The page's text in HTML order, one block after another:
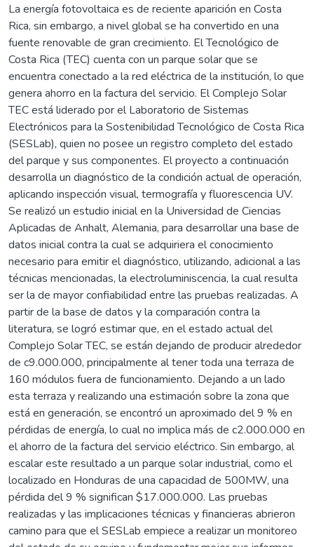
La energía fotovoltaica es de reciente aparición en Costa
Rica, sin embargo, a nivel global se ha convertido en una
fuente renovable de gran crecimiento. El Tecnológico de
Costa Rica (TEC) cuenta con un parque solar que se
encuentra conectado a la red eléctrica de la institución, lo que
genera ahorro en la factura del servicio. El Complejo Solar
TEC está liderado por el Laboratorio de Sistemas
Electrónicos para la Sostenibilidad Tecnológico de Costa Rica
(SESLab), quien no posee un registro completo del estado
del parque y sus componentes. El proyecto a continuación
desarrolla un diagnóstico de la condición actual de operación,
aplicando inspección visual, termografía y fluorescencia UV.
Se realizó un estudio inicial en la Universidad de Ciencias
Aplicadas de Anhalt, Alemania, para desarrollar una base de
datos inicial contra la cual se adquiriera el conocimiento
necesario para emitir el diagnóstico, utilizando, adicional a las
técnicas mencionadas, la electroluminiscencia, la cual resulta
ser la de mayor confiabilidad entre las pruebas realizadas. A
partir de la base de datos y la comparación contra la
literatura, se logró estimar que, en el estado actual del
Complejo Solar TEC, se están dejando de producir alrededor
de c9.000.000, principalmente al tener toda una terraza de
160 módulos fuera de funcionamiento. Dejando a un lado
esta terraza y realizando una estimación sobre la zona que
está en generación, se encontró un aproximado del 9 % en
pérdidas de energía, lo cual no implica más de c2.000.000 en
el ahorro de la factura del servicio eléctrico. Sin embargo, al
escalar este resultado a un parque solar industrial, como el
localizado en Honduras de una capacidad de 500MW, una
pérdida del 9 % significan $17.000.000. Las pruebas
realizadas y las implicaciones técnicas y financieras abrieron
camino para que el SESLab empiece a realizar un monitoreo